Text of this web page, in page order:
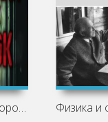
Три правила Сорок Сорок - Ринат Газизов